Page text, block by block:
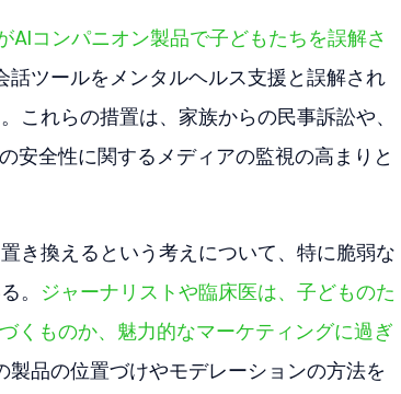
コンパニオン製品で子どもたちを誤解さ
話ツールをメンタルヘルス支援と誤解され
これらの措置は、家族からの民事訴訟や、
安全性に関するメディアの監視の高まりと
き換えるという考えについて、特に脆弱な
。 ジャーナリストや臨床医は、子どものた
くものか、魅力的なマーケティングに過ぎ
製品の位置づけやモデレーションの方法を